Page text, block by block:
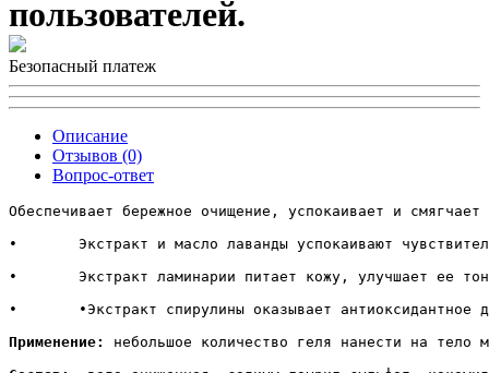
пользователей.
Безопасный платеж
Описание
Отзывов (0)
Вопрос-ответ
Обеспечивает бережное очищение, успокаивает и
•	Экстракт и масло лаванды успокаивают чувствительную кожу, снимают раздражение и напряжение, способствуют регенерации клеток и дарят ощущение внутренней гармонии.
•	Экстракт ламинарии питает кожу, улучшает ее тонус и эластичность, способствует обновлению клеток, поддерживает здоровый баланс кожи.
•	•Экстракт спирулины оказывает антиоксидантное действие, способствует смягчению кожи и разглаживанию ее микрорельефа. Д-пантенол способствует восстановлению кожи, предотвращает обезвоживание, оставляет ощущение мягкости.
Применение:
небольшое количество геля нанести на